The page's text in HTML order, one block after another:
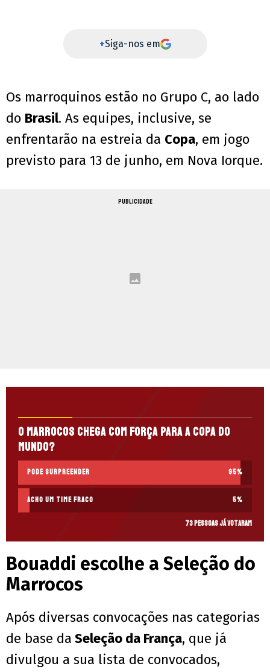
+Siga-nos em
Os marroquinos estão no Grupo C, ao lado
do Brasil. As equipes, inclusive, se
enfrentarão na estreia da Copa, em jogo
previsto para 13 de junho, em Nova Iorque.
PUBLICIDADE
O Marrocos chega com força para a Copa do
Mundo?
Pode surpreender 95%
Acho um time fraco 5%
73 pessoas já votaram
Bouaddi escolhe a Seleção do
Marrocos
Após diversas convocações nas categorias
de base da Seleção da França, que já
divulgou a sua lista de convocados,